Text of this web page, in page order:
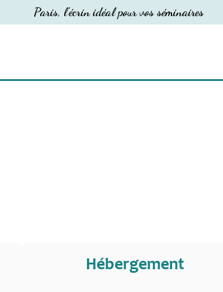
Paris, l'écrin idéal pour vos séminaires
Hébergement